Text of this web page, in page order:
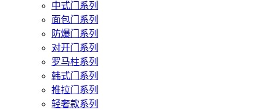
中式门系列
面包门系列
防爆门系列
对开门系列
罗马柱系列
韩式门系列
推拉门系列
轻奢款系列